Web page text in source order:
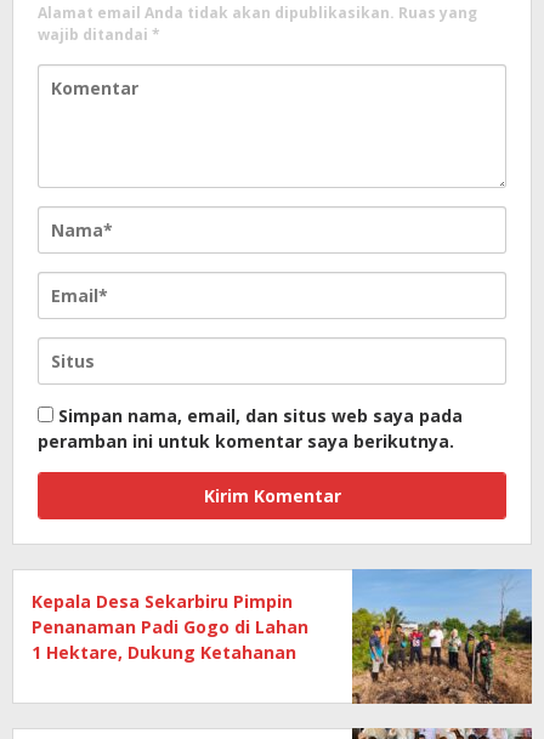
Alamat email Anda tidak akan dipublikasikan. Ruas yang
wajib ditandai *
Simpan nama, email, dan situs web saya pada
peramban ini untuk komentar saya berikutnya.
Kepala Desa Sekarbiru Pimpin
Penanaman Padi Gogo di Lahan
1 Hektare, Dukung Ketahanan